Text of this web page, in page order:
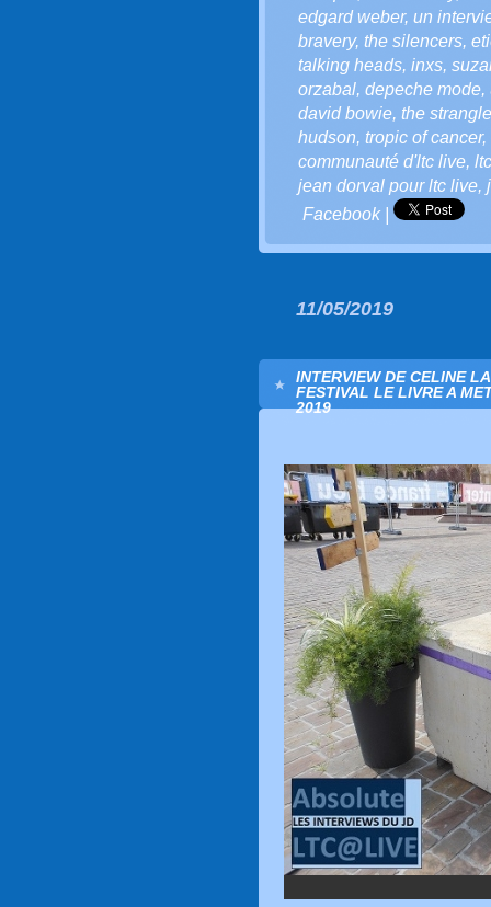
edgard weber, un
bravery, the silencers,
talking heads, inxs,
orzabal, depeche mode,
david bowie, the
hudson, tropic of cancer,
communauté d'ltc live,
jean dorval pour ltc live,
Facebook|
11/05/2019
INTERVIEW DE CELINE
FESTIVAL LE LIVRE A
2019